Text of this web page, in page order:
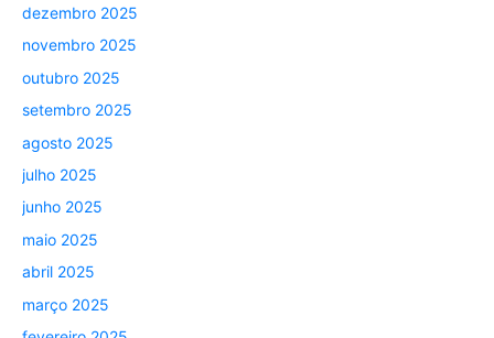
dezembro 2025
novembro 2025
outubro 2025
setembro 2025
agosto 2025
julho 2025
junho 2025
maio 2025
abril 2025
março 2025